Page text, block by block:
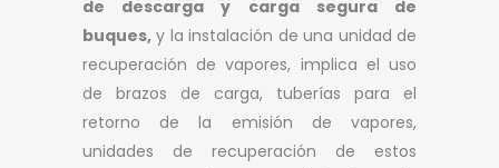
de descarga y carga segura de
buques, y la instalación de una unidad de
recuperación de vapores, implica el uso
de brazos de carga, tuberías para el
retorno de la emisión de vapores,
unidades de recuperación de estos